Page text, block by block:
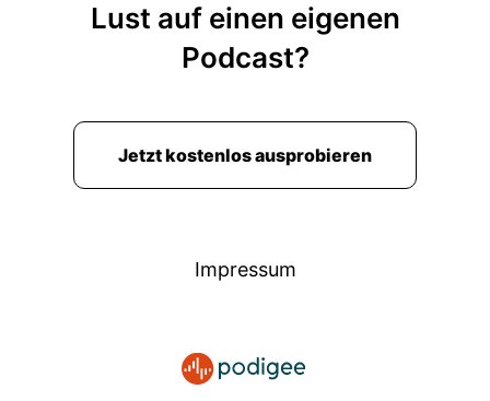
Lust auf einen eigenen
Podcast?
Jetzt kostenlos ausprobieren
Impressum